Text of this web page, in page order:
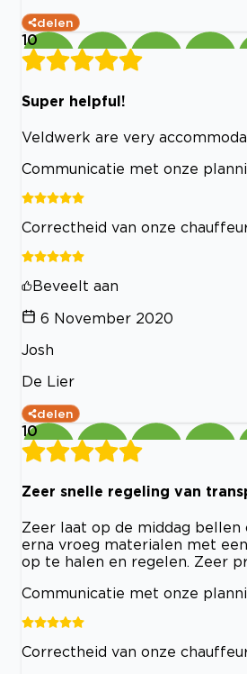
delen
10
Super helpful!
Veldwerk are very
Communicatie met onze
Correctheid van onze
Beveelt aan
6 November 2020
Josh
De Lier
delen
10
Zeer snelle regeling van
Zeer laat op de middag bellen
erna vroeg materialen met
op te halen en regelen. Zeer
Communicatie met onze
Correctheid van onze